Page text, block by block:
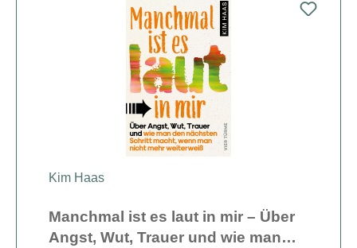
Kim Haas
Manchmal ist es laut in mir – Über
Angst, Wut, Trauer und wie man